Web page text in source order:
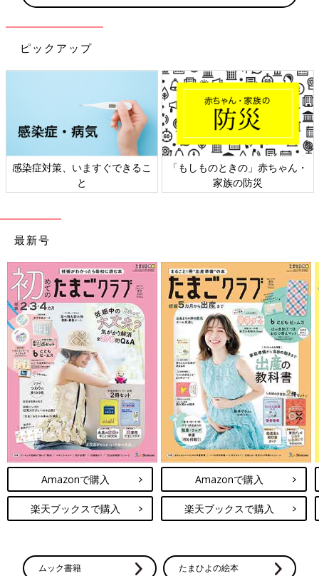
ピックアップ
感染症対策、いますぐできるこ
と
「もしものときの」赤ちゃん・
家族の防災
最新号
Amazonで購入
楽天ブックスで購入
Amazonで購入
楽天ブックスで購入
ムック書籍 たまひよの絵本